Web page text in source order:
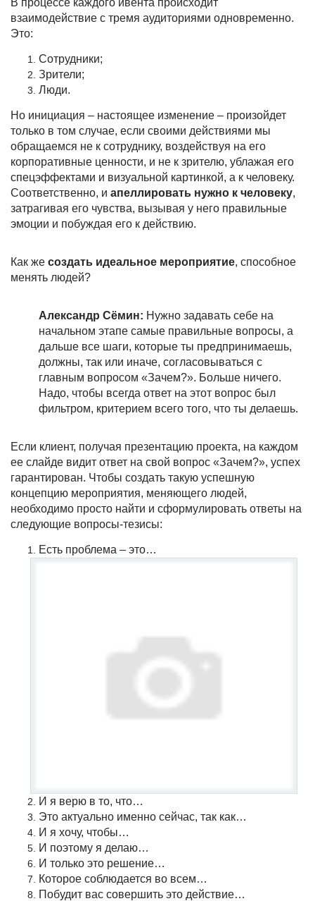
В процессе каждого ивента происходит
взаимодействие с тремя аудиториями одновременно.
Это:
Сотрудники;
Зрители;
Люди.
Но инициация – настоящее изменение – произойдет
только в том случае, если своими действиями мы
обращаемся не к сотруднику, воздействуя на его
корпоративные ценности, и не к зрителю, ублажая его
спецэффектами и визуальной картинкой, а к человеку.
Соответственно, и апеллировать нужно к человеку,
затрагивая его чувства, вызывая у него правильные
эмоции и побуждая его к действию.
Как же создать идеальное мероприятие, способное
менять людей?
Александр Сёмин: Нужно задавать себе на
начальном этапе самые правильные вопросы, а
дальше все шаги, которые ты предпринимаешь,
должны, так или иначе, согласовываться с
главным вопросом «Зачем?». Больше ничего.
Надо, чтобы всегда ответ на этот вопрос был
фильтром, критерием всего того, что ты делаешь.
Если клиент, получая презентацию проекта, на каждом
ее слайде видит ответ на свой вопрос «Зачем?», успех
гарантирован. Чтобы создать такую успешную
концепцию мероприятия, меняющего людей,
необходимо просто найти и сформулировать ответы на
следующие вопросы-тезисы:
Есть проблема – это…
И я верю в то, что…
Это актуально именно сейчас, так как…
И я хочу, чтобы…
И поэтому я делаю…
И только это решение…
Которое соблюдается во всем…
Побудит вас совершить это действие…